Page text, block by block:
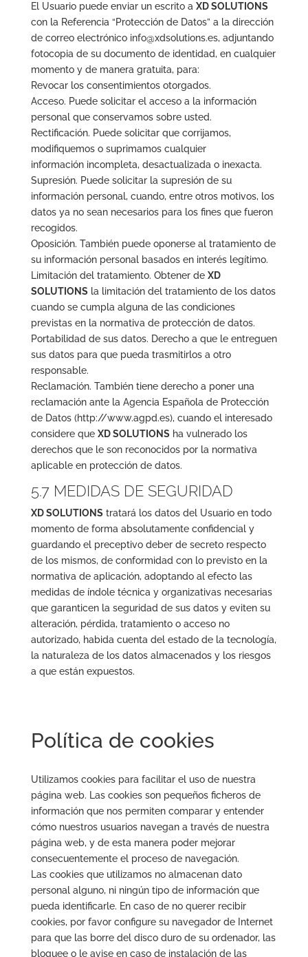
El Usuario puede enviar un escrito a XD SOLUTIONS
con la Referencia “Protección de Datos” a la dirección
de correo electrónico info@xdsolutions.es, adjuntando
fotocopia de su documento de identidad, en cualquier
momento y de manera gratuita, para:
Revocar los consentimientos otorgados.
Acceso. Puede solicitar el acceso a la información
personal que conservamos sobre usted.
Rectificación. Puede solicitar que corrijamos,
modifiquemos o suprimamos cualquier
información incompleta, desactualizada o inexacta.
Supresión. Puede solicitar la supresión de su
información personal, cuando, entre otros motivos, los
datos ya no sean necesarios para los fines que fueron
recogidos.
Oposición. También puede oponerse al tratamiento de
su información personal basados en interés legítimo.
Limitación del tratamiento. Obtener de XD
SOLUTIONSla limitación del tratamiento de los datos
cuando se cumpla alguna de las condiciones
previstas en la normativa de protección de datos.
Portabilidad de sus datos. Derecho a que le entreguen
sus datos para que pueda trasmitirlos a otro
responsable.
Reclamación. También tiene derecho a poner una
reclamación ante la Agencia Española de Protección
de Datos (http://www.agpd.es), cuando el interesado
considere que XD SOLUTIONSha vulnerado los
derechos que le son reconocidos por la normativa
aplicable en protección de datos.
5.7 MEDIDAS DE SEGURIDAD
XD SOLUTIONStratará los datos del Usuario en todo
momento de forma absolutamente confidencial y
guardando el preceptivo deber de secreto respecto
de los mismos, de conformidad con lo previsto en la
normativa de aplicación, adoptando al efecto las
medidas de índole técnica y organizativas necesarias
que garanticen la seguridad de sus datos y eviten su
alteración, pérdida, tratamiento o acceso no
autorizado, habida cuenta del estado de la tecnología,
la naturaleza de los datos almacenados y los riesgos
a que están expuestos.
Política de cookies
Utilizamos cookies para facilitar el uso de nuestra
página web. Las cookies son pequeños ficheros de
información que nos permiten comparar y entender
cómo nuestros usuarios navegan a través de nuestra
página web, y de esta manera poder mejorar
consecuentemente el proceso de navegación.
Las cookies que utilizamos no almacenan dato
personal alguno, ni ningún tipo de información que
pueda identificarle. En caso de no querer recibir
cookies, por favor configure su navegador de Internet
para que las borre del disco duro de su ordenador, las
bloquee o le avise en caso de instalación de las